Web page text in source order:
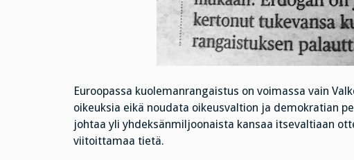
Euroopassa kuolemanrangaistus on voimassa vain
oikeuksia eikä noudata oikeusvaltion ja demokratian
johtaa yli yhdeksänmiljoonaista kansaa itsevaltiaan
viitoittamaa tietä.